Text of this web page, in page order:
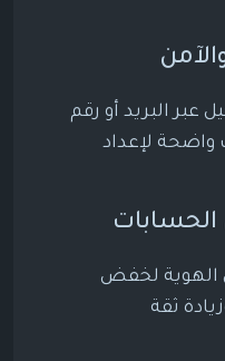
البريد أو رقم
لإعداد
الهوية لخفض
ثقة